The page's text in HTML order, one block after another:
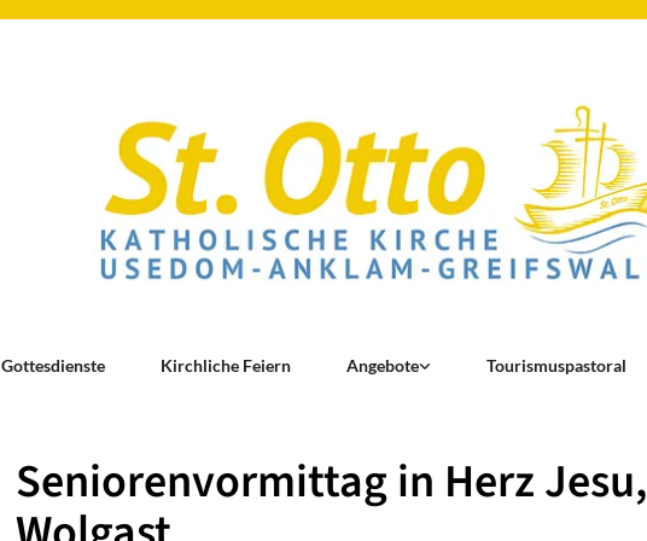
Gottesdienste Kirchliche Feiern Angebote Tourismuspastoral
Seniorenvormittag in Herz Jesu,